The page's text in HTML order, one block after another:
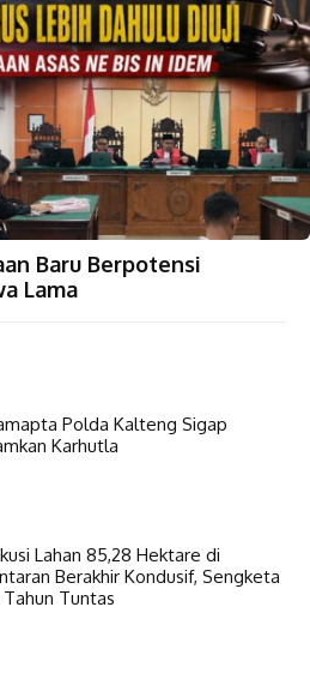
Baru Berpotensi
Lama
Polda Kalteng Sigap
Karhutla
Lahan 85,28 Hektare di
Berakhir Kondusif, Sengketa
Tuntas